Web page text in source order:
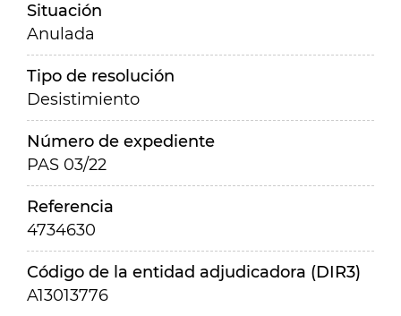
Situación
Anulada
Tipo de resolución
Desistimiento
Número de expediente
PAS 03/22
Referencia
4734630
Código de la entidad adjudicadora (DIR3)
A13013776